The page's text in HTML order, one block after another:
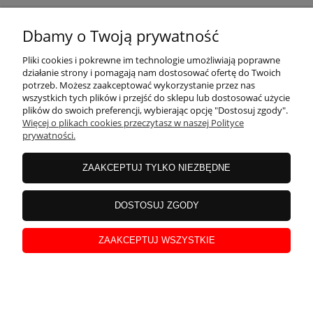
Taśma klejąca pakowa tesapack® BASIC 66m x
50mm, przezroczysta
9,99 zł
Cena netto:
powiadom o
dostępności
Dbamy o Twoją prywatność
Pliki cookies i pokrewne im technologie umożliwiają poprawne
działanie strony i pomagają nam dostosować ofertę do Twoich
potrzeb. Możesz zaakceptować wykorzystanie przez nas
wszystkich tych plików i przejść do sklepu lub dostosować użycie
plików do swoich preferencji, wybierając opcję "Dostosuj zgody".
Więcej o plikach cookies przeczytasz w naszej Polityce
prywatności.
ZAAKCEPTUJ TYLKO NIEZBĘDNE
DOSTOSUJ ZGODY
ZAAKCEPTUJ WSZYSTKIE